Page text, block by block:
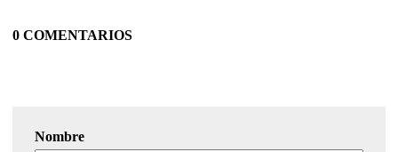
0 COMENTARIOS
Nombre